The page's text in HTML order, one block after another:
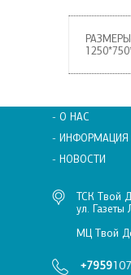
- О НАС
- ИНФОРМАЦИЯ
- НОВОСТИ
ТСК Твой
ул. Газеты
МЦ Твой
+7959